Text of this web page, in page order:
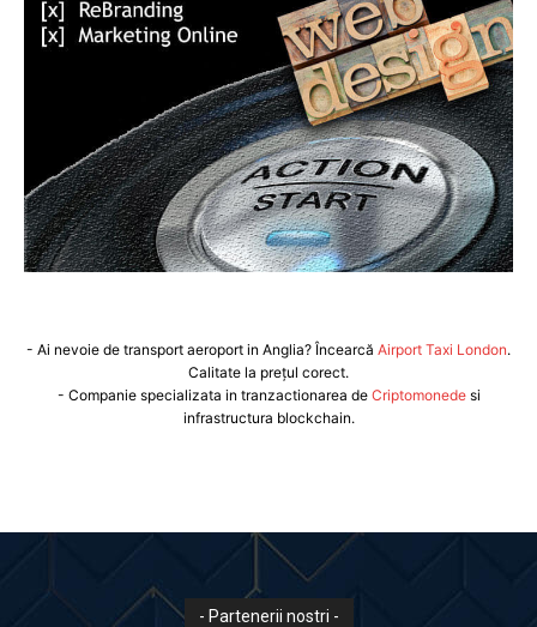
- Ai nevoie de transport aeroport in Anglia? Încearcă Airport Taxi London.
Calitate la prețul corect.
- Companie specializata in tranzactionarea de Criptomonedesi
infrastructura blockchain.
- Partenerii nostri -